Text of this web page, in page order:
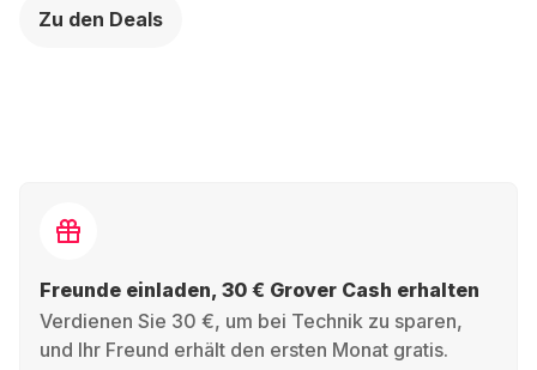
Zu den Deals
Freunde einladen, 30 € Grover Cash erhalten
Verdienen Sie 30 €, um bei Technik zu sparen,
und Ihr Freund erhält den ersten Monat gratis.